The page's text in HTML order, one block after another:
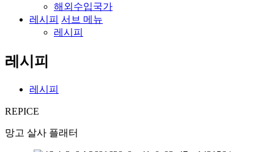
해외수입국가
레시피 서브 메뉴
레시피
레시피
레시피
REPICE
망고 살사 플래터